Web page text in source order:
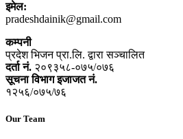
इमेल:
pradeshdainik@gmail.com
कम्पनी
प्रदेश भिजन प्रा.लि. द्वारा सञ्‍चालित
दर्ता नं. २०९३५८-०७५/०७६
सूचना विभाग इजाजत नं.
१२५६/०७५/७६
Our Team